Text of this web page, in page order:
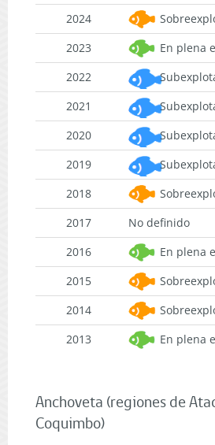
2024
2023
En plena
2022
2021
2020
2019
2018
2017
No definido
2016
En plena
2015
2014
2013
En plena
Anchoveta (regiones de
Coquimbo)